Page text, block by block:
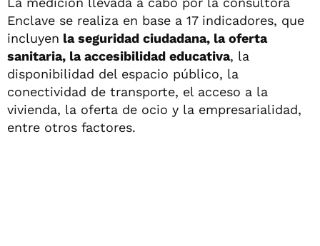
Enclave se realiza en base a 17 indicadores, que
incluyen la seguridad ciudadana, la oferta
sanitaria, la accesibilidad educativa, la
disponibilidad del espacio público, la
conectividad de transporte, el acceso a la
vivienda, la oferta de ocio y la empresarialidad,
entre otros factores.